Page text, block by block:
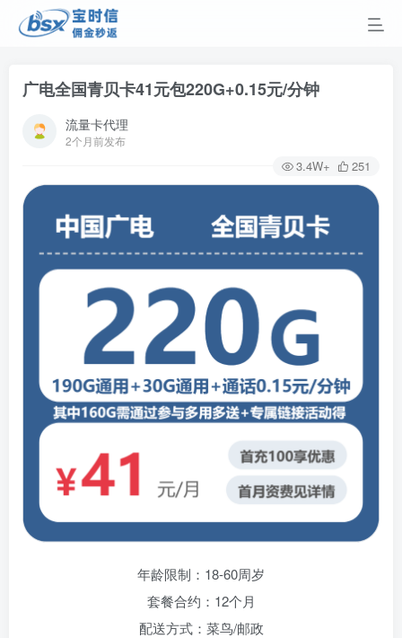
广电全国青贝卡41元包220G+0.15元/分钟
流量卡代理
2个月前发布
3.4W+ 251
年龄限制：18-60周岁
套餐合约：12个月
配送方式：菜鸟/邮政